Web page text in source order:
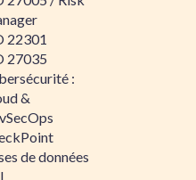
22301
27035
:
&
de données